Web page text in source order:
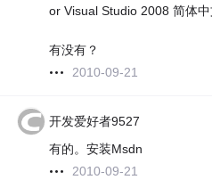
or Visual Studio 2008 简体中
有没有？
2010-09-21
开发爱好者9527
有的。安装Msdn
2010-09-21